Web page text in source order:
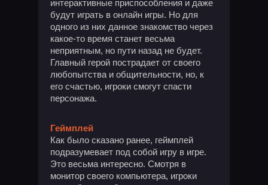
интерактивные приспособления и даже
будут играть в онлайн игры. Но для
одного из них данное знакомство через
какое-то время станет весьма
неприятным, но пути назад не будет.
Главный герой пострадает от своего
любопытства и общительности, но, к
его счастью, игроки смогут спасти
персонажа.
Геймплей
Как было сказано ранее, геймплей
подразумевает под собой игру в игре.
Это весьма интересно. Смотря в
монитор своего компьютера, игроки